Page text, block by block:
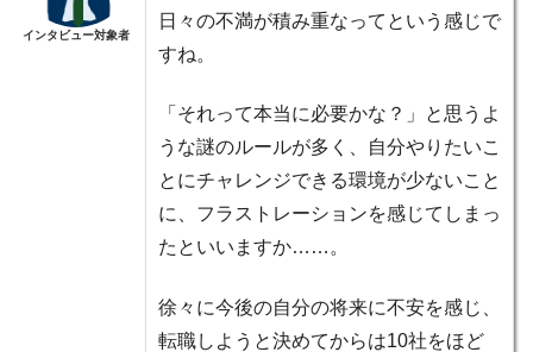
インタビュー対象者
日々の不満が積み重なってという感じで
すね。
「それって本当に必要かな？」と思うよ
うな謎のルールが多く、自分やりたいこ
とにチャレンジできる環境が少ないこと
に、フラストレーションを感じてしまっ
たといいますか……。
徐々に今後の自分の将来に不安を感じ、
転職しようと決めてからは10社をほど